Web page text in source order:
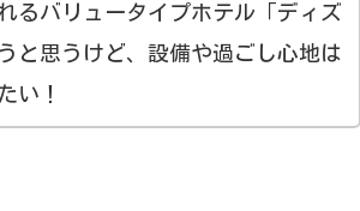
るバリュータイプホテル「ディズ
と思うけど、設備や過ごし心地は
い！